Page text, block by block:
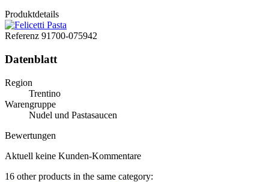
Produktdetails
Referenz 91700-075942
Datenblatt
Region
Trentino
Warengruppe
Nudel und Pastasaucen
Bewertungen
Aktuell keine Kunden-Kommentare
16 other products in the same category: